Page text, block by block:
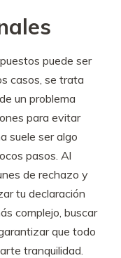
puede ser
casos, se trata
un problema
para evitar
suele ser algo
pasos. Al
de rechazo y
tu declaración
complejo, buscar
que todo
tranquilidad.